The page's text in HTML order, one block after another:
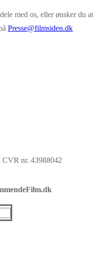
med os, eller ønsker du at
Presse@filmsiden.dk
nr. 43988042